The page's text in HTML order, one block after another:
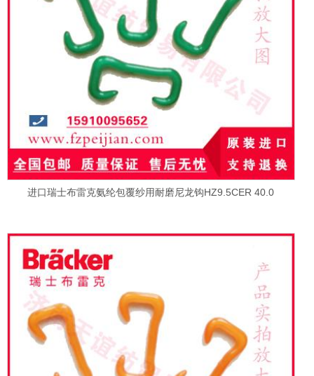
进口瑞士布雷克氨纶包覆纱用耐磨尼龙钩HZ9.5CER 40.0